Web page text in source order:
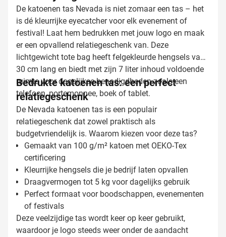
De katoenen tas Nevada is niet zomaar een tas – het
is dé kleurrijke eyecatcher voor elk evenement of
festival! Laat hem bedrukken met jouw logo en maak
er een opvallend relatiegeschenk van. Deze
lichtgewicht tote bag heeft felgekleurde hengsels van
30 cm lang en biedt met zijn 7 liter inhoud voldoende
ruimte voor dagelijkse benodigdheden zoals een
telefoon, portemonnee, boek of tablet.
Bedrukte katoenen tas: een perfect
relatiegeschenk
De Nevada katoenen tas is een populair
relatiegeschenk dat zowel praktisch als
budgetvriendelijk is. Waarom kiezen voor deze tas?
Gemaakt van 100 g/m² katoen met OEKO-Tex
certificering
Kleurrijke hengsels die je bedrijf laten opvallen
Draagvermogen tot 5 kg voor dagelijks gebruik
Perfect formaat voor boodschappen, evenementen
of festivals
Deze veelzijdige tas wordt keer op keer gebruikt,
waardoor je logo steeds weer onder de aandacht